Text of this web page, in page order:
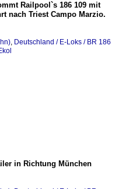
Railpool`s 186 109 mit
nach Triest Campo Marzio.
, Deutschland / E-Loks / BR 186
in Richtung München